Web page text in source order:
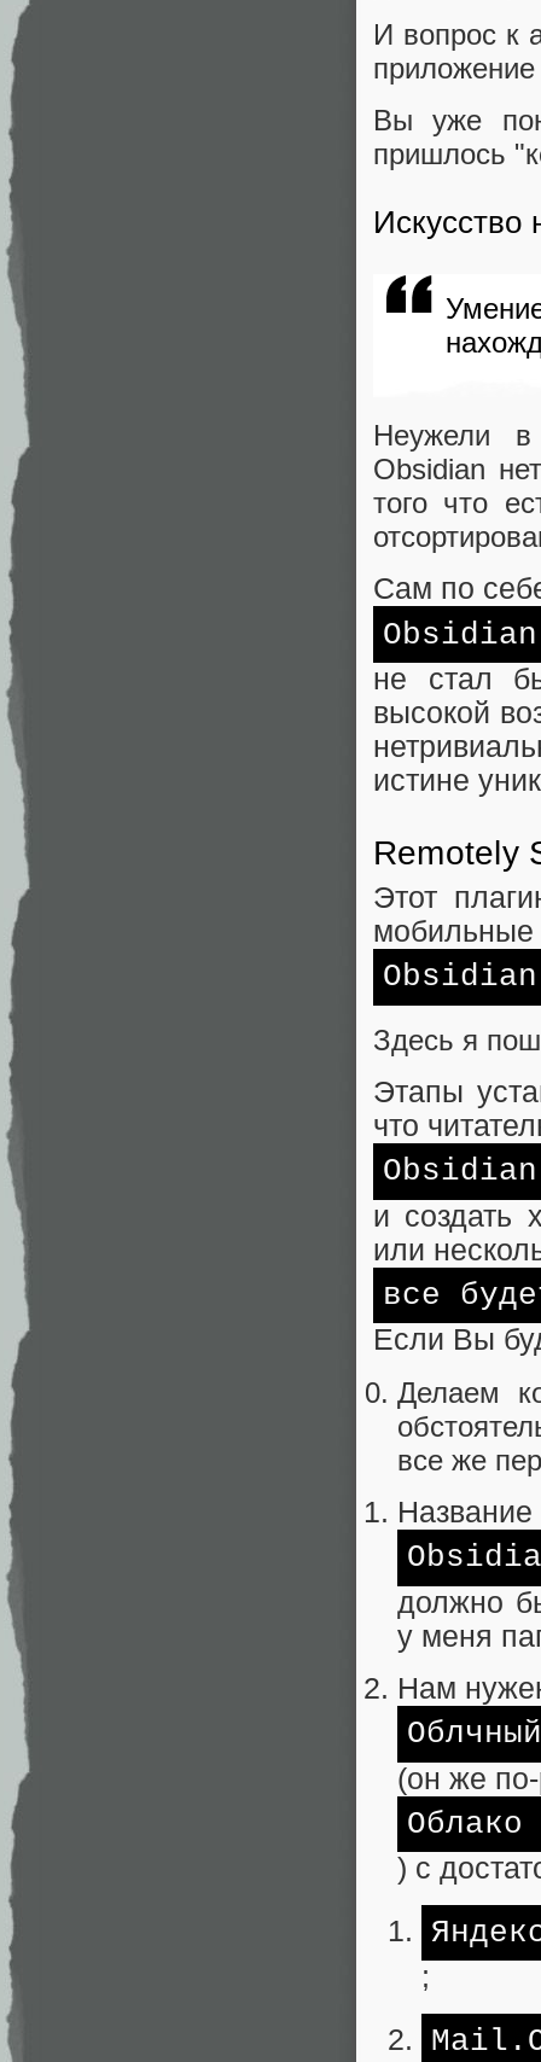
И вопрос к
Вы уже
пришлось
Искусство
Неужели в
Obsidian
того что
Сам по
Obsidian
не стал
высокой
истине
Remotely
Этот
мобильные
Здесь я
Этапы
что
Obsidian
и создать
или
все
Если Вы
Делаем
все же
должно
у меня
Нам
(он же
Облако
) с
;